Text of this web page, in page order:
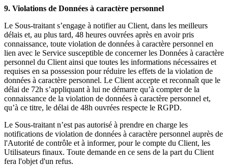
9. Violations de Données à caractère personnel
Le Sous-traitant s’engage à notifier au Client, dans les meilleurs
délais et, au plus tard, 48 heures ouvrées après en avoir pris
connaissance, toute violation de données à caractère personnel en
lien avec le Service susceptible de concerner les Données à caractère
personnel du Client ainsi que toutes les informations nécessaires et
requises en sa possession pour réduire les effets de la violation de
données à caractère personnel. Le Client accepte et reconnaît que le
délai de 72h s’appliquant à lui ne démarre qu’à compter de la
connaissance de la violation de données à caractère personnel et,
qu’à ce titre, le délai de 48h ouvrées respecte le RGPD.
Le Sous-traitant n’est pas autorisé à prendre en charge les
notifications de violation de données à caractère personnel auprès de
l'Autorité de contrôle et à informer, pour le compte du Client, les
Utilisateurs finaux. Toute demande en ce sens de la part du Client
fera l'objet d'un refus.